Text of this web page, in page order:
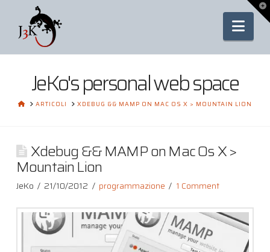
JeKo's personal web space
HOMEARTICOLI XDEBUG && MAMP ON MAC OS X > MOUNTAIN LION
Xdebug && MAMP on Mac Os X >
Mountain Lion
JeKo 21/10/2012 programmazione 1 Comment